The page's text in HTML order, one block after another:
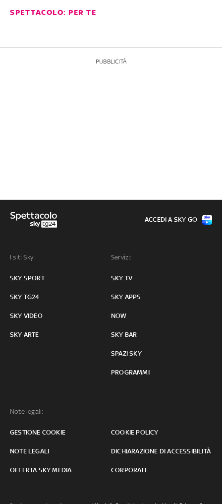
SPETTACOLO: PER TE
PUBBLICITÀ
I siti Sky:
SKY SPORT
SKY TG24
SKY VIDEO
SKY ARTE
Servizi:
SKY TV
SKY APPS
NOW
SKY BAR
SPAZI SKY
PROGRAMMI
Note legali:
GESTIONE COOKIE COOKIE POLICY
NOTE LEGALI DICHIARAZIONE DI ACCESSIBILITÀ
OFFERTA SKY MEDIA CORPORATE
ACCEDI A SKY GO